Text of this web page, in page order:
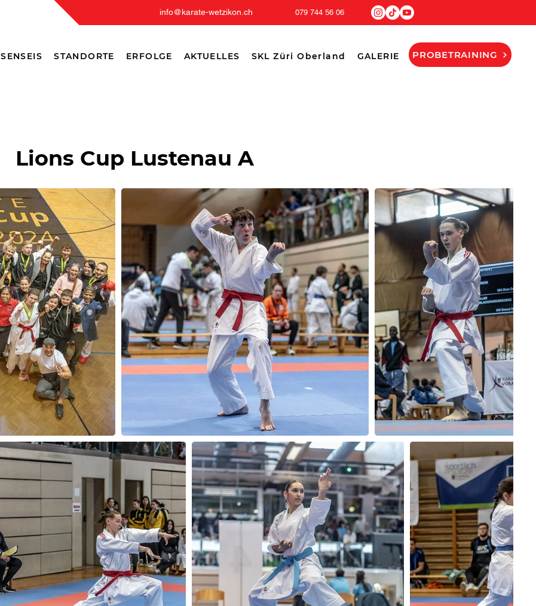
info@karate-wetzikon.ch 079 744 56 06
SENSEIS STANDORTE ERFOLGE AKTUELLES SKL Züri Oberland GALERIE PROBETRAINING
Lions Cup Lustenau A